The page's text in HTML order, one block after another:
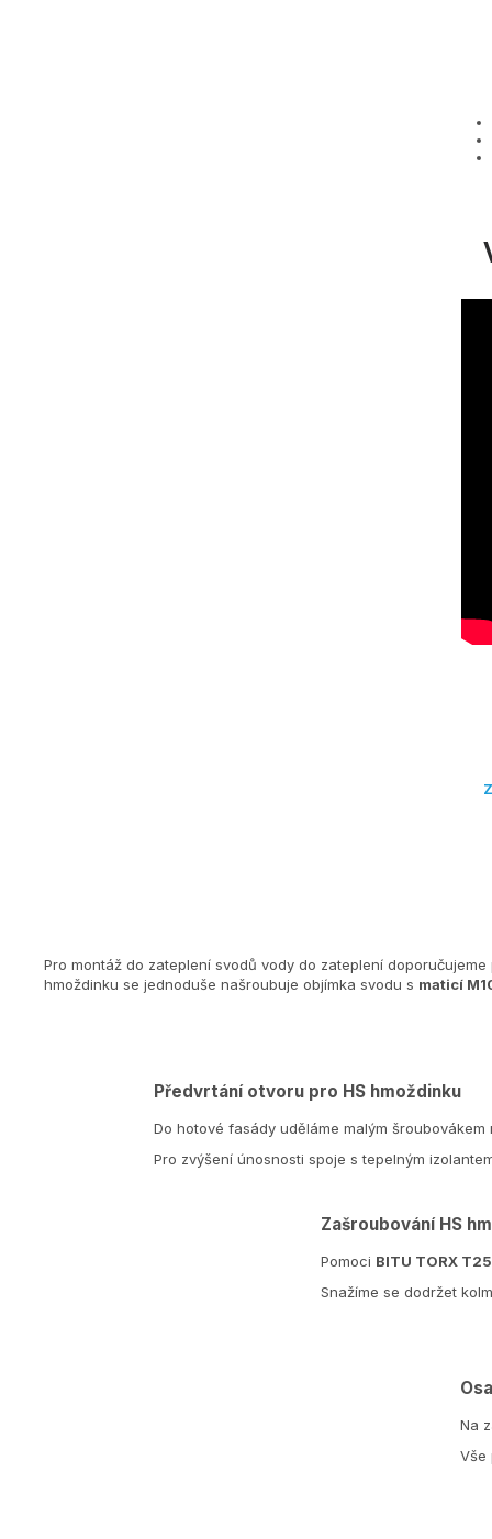
Pro montáž do zateplení svodů vody do zateplení
hmoždinku se jednoduše našroubuje objímka svodu s maticí
Předvrtání otvoru pro HS hmoždinku
Do hotové fasády uděláme malým
Pro zvýšení únosnosti spoje s tepelným
Zašroubování HS
Pomoci BITU TORX T25
Snažíme se dodržet
Na
Vše